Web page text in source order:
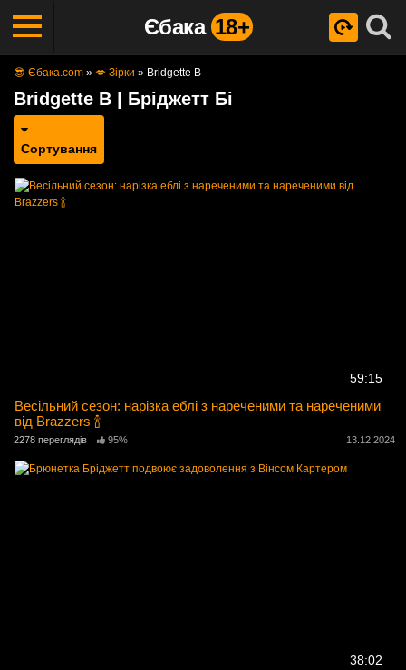
Єбака 18+
😎 Єбака.com » 💋 Зірки » Bridgette B
Bridgette B | Бріджетт Бі
Сортування
59:15
Весільний сезон: нарізка еблі з нареченими та нареченими
від Brazzers 🍾
2278 переглядів 95% 13.12.2024
38:02